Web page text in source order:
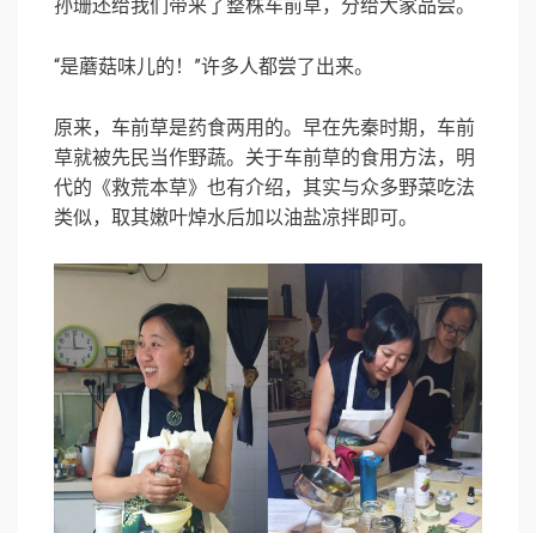
孙珊还给我们带来了整株车前草，分给大家品尝。
“是蘑菇味儿的！”许多人都尝了出来。
原来，车前草是药食两用的。早在先秦时期，车前
草就被先民当作野蔬。关于车前草的食用方法，明
代的《救荒本草》也有介绍，其实与众多野菜吃法
类似，取其嫩叶焯水后加以油盐凉拌即可。